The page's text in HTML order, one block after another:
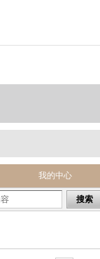
我的中心
搜索